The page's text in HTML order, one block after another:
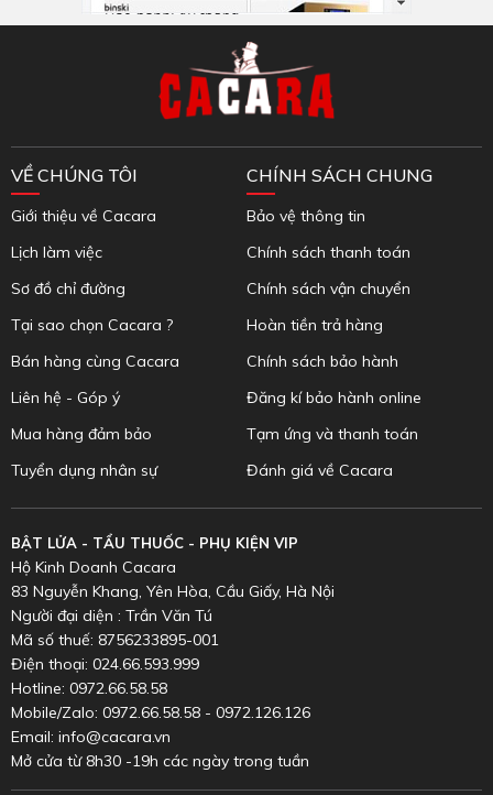
VỀ CHÚNG TÔI
Giới thiệu về Cacara
Lịch làm việc
Sơ đồ chỉ đường
Tại sao chọn Cacara ?
Bán hàng cùng Cacara
Liên hệ - Góp ý
Mua hàng đảm bảo
Tuyển dụng nhân sự
CHÍNH SÁCH CHUNG
Bảo vệ thông tin
Chính sách thanh toán
Chính sách vận chuyển
Hoàn tiền trả hàng
Chính sách bảo hành
Đăng kí bảo hành online
Tạm ứng và thanh toán
Đánh giá về Cacara
BẬT LỬA - TẨU THUỐC - PHỤ KIỆN VIP
Hộ Kinh Doanh Cacara
83 Nguyễn Khang, Yên Hòa, Cầu Giấy, Hà Nội
Người đại diện : Trần Văn Tú
Mã số thuế: 8756233895-001
Điện thoại: 024.66.593.999
Hotline: 0972.66.58.58
Mobile/Zalo: 0972.66.58.58 - 0972.126.126
Email: info@cacara.vn
Mở cửa từ 8h30 -19h các ngày trong tuần